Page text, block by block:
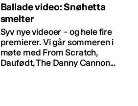
Ballade video: Snøhetta
smelter
Syv nye videoer – og hele fire
premierer. Vi går sommeren i
møte med From Scratch,
Daufødt, The Danny Cannon...